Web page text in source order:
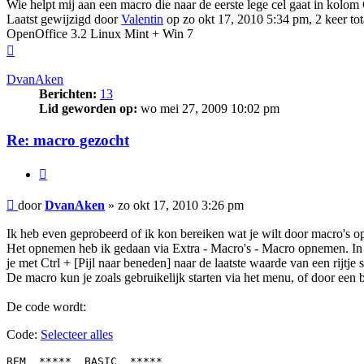
Wie helpt mij aan een macro die naar de eerste lege cel gaat in
Laatst gewijzigd doorValentin op zo okt 17, 2010 5:34 pm, 2 keer
OpenOffice 3.2 Linux Mint + Win 7
DvanAken
Berichten: 13
Lid geworden op: wo mei 27, 2009 10:02 pm
Re: macro gezocht
Bericht
doorDvanAken » zo okt 17, 2010 3:26 pm
Ik heb even geprobeerd of ik kon bereiken wat je wilt door macro's
Het opnemen heb ik gedaan via Extra - Macro's - Macro opnemen.
je met Ctrl + [Pijl naar beneden] naar de laatste waarde van een
De macro kun je zoals gebruikelijk starten via het menu, of door een
De code wordt:
Code: Selecteer alles
REM  *****  BASIC  *****